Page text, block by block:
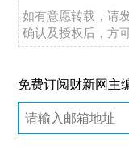
如有意愿转载，请
确认及授权后，方
免费订阅财新网主